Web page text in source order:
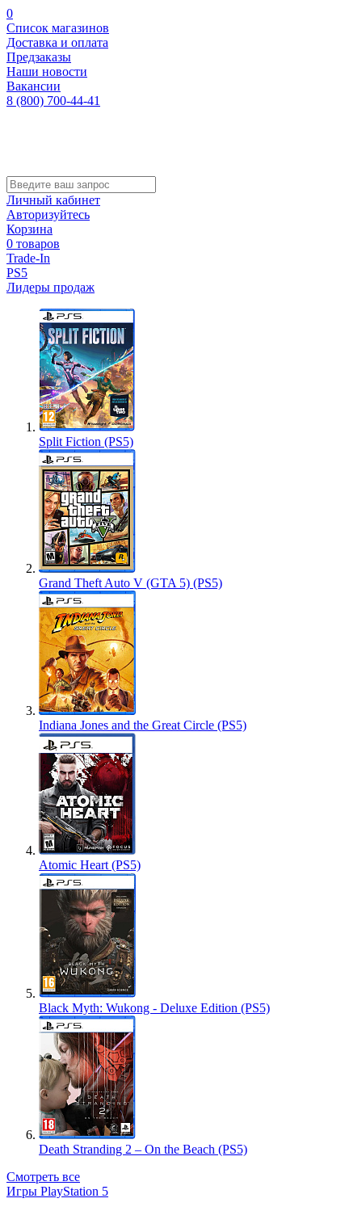
0
Список магазинов
Доставка и оплата
Предзаказы
Наши новости
Вакансии
8 (800) 700-44-41
Личный кабинет
Авторизуйтесь
Корзина
0 товаров
Trade-In
PS5
Лидеры продаж
Split Fiction (PS5)
Grand Theft Auto V (GTA 5) (PS5)
Indiana Jones and the Great Circle (PS5)
Atomic Heart (PS5)
Black Myth: Wukong - Deluxe Edition (PS5)
Death Stranding 2 – On the Beach (PS5)
Смотреть все
Игры PlayStation 5